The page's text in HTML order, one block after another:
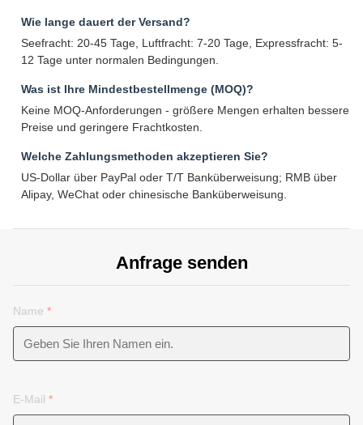
Wie lange dauert der Versand?
Seefracht: 20-45 Tage, Luftfracht: 7-20 Tage, Expressfracht: 5-
12 Tage unter normalen Bedingungen.
Was ist Ihre Mindestbestellmenge (MOQ)?
Keine MOQ-Anforderungen - größere Mengen erhalten bessere
Preise und geringere Frachtkosten.
Welche Zahlungsmethoden akzeptieren Sie?
US-Dollar über PayPal oder T/T Banküberweisung; RMB über
Alipay, WeChat oder chinesische Banküberweisung.
Anfrage senden
Name *
E-Mail *